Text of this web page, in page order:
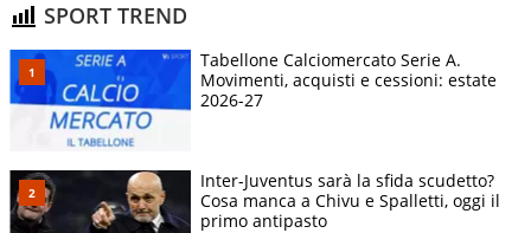
SPORT TREND
Tabellone Calciomercato Serie A.
Movimenti, acquisti e cessioni: estate
2026-27
Inter-Juventus sarà la sfida scudetto?
Cosa manca a Chivu e Spalletti, oggi il
primo antipasto